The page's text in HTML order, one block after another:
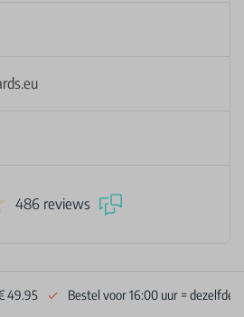
486 reviews
49.95 Bestel voor 16:00 uur = dezelfde